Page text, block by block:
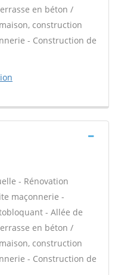
en béton /
construction
- Construction de
- Rénovation
maçonnerie -
- Allée de
en béton /
construction
- Construction de